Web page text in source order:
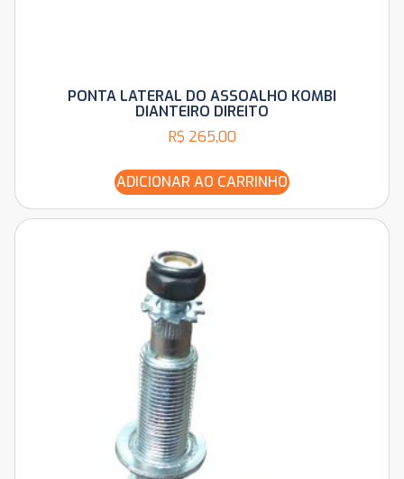
PONTA LATERAL DO ASSOALHO KOMBI
DIANTEIRO DIREITO
R$ 265,00
ADICIONAR AO CARRINHO